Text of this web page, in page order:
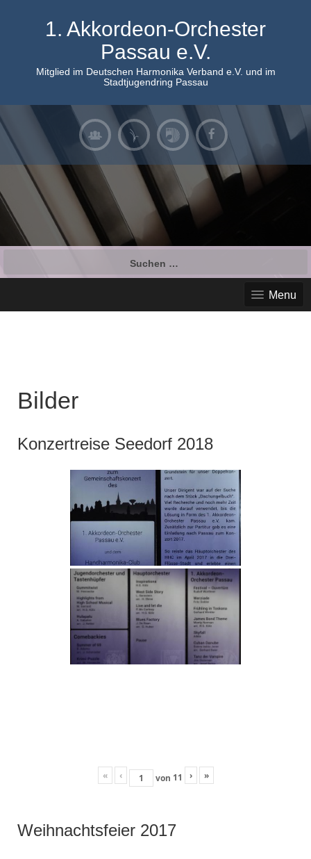
1. Akkordeon-Orchester
Passau e.V.
Mitglied im Deutschen Harmonika Verband e.V. und im
Stadtjugendring Passau
Menu
Bilder
Konzertreise Seedorf 2018
« ‹ von 11 › »
Weihnachtsfeier 2017